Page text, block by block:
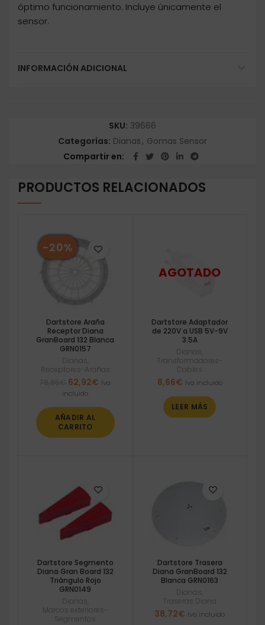
óptimo funcionamiento. Incluye únicamente el
sensor.
INFORMACIÓN ADICIONAL
SKU: 39666
Categorías: Dianas, Gomas Sensor
Compartir en
PRODUCTOS RELACIONADOS
-20%
Dartstore Araña
Receptor Diana
GranBoard 132 Blanca
GRN0157
Dianas
Receptores-Arañas
El
precio
era:
78,65€.
62,92€ El
es:
62,92€.
Iva
incluido
AÑADIR AL
CARRITO
Dartstore Adaptador
de 220V a USB 5V-9V
3.5A
Dianas
Transformadores-
Cables
8,66€ Iva incluido
LEER MÁS
Dartstore Segmento
Diana Gran Board 132
Triángulo Rojo
GRN0149
Dianas
Marcos exteriores-
Segmentos
Dartstore Trasera
Diana GranBoard 132
Blanca GRN0163
Dianas
Traseras Diana
38,72€ Iva incluido